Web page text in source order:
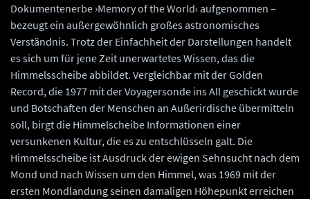
Dokumentenerbe ›Memory of the World‹ aufgenommen –
bezeugt ein außergewöhnlich großes astronomisches
Verständnis. Trotz der Einfachheit der Darstellungen handelt
es sich um für jene Zeit unerwartetes Wissen, das die
Himmelsscheibe abbildet. Vergleichbar mit der Golden
Record, die 1977 mit der Voyagersonde ins All geschickt wurde
und Botschaften der Menschen an Außerirdische übermitteln
soll, birgt die Himmelscheibe Informationen einer
versunkenen Kultur, die es zu entschlüsseln galt. Die
Himmelsscheibe ist Ausdruck der ewigen Sehnsucht nach dem
Mond und nach Wissen um den Himmel, was 1969 mit der
ersten Mondlandung seinen damaligen Höhepunkt erreichen